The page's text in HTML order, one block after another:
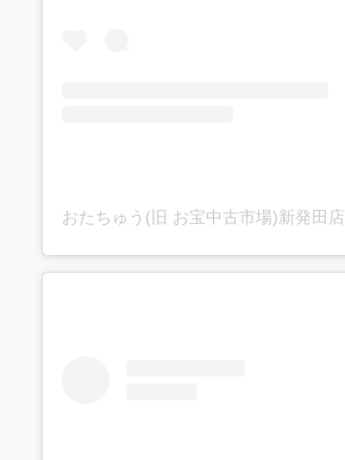
おたちゅう(旧 お宝中古市場)新発田店